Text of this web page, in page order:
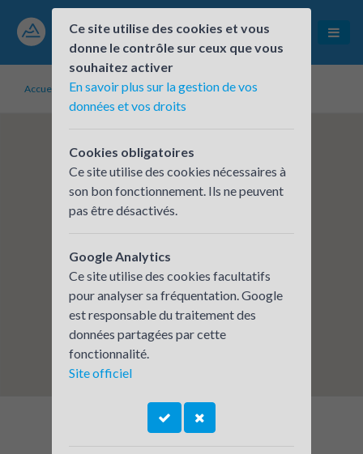
Accueil Établissements inscrits Mairie de Courchevel
Ce site utilise des cookies et vous
donne le contrôle sur ceux que vous
souhaitez activer
En savoir plus sur la gestion de vos
données et vos droits
Cookies obligatoires
Ce site utilise des cookies nécessaires à
son bon fonctionnement. Ils ne peuvent
pas être désactivés.
Google Analytics
Ce site utilise des cookies facultatifs
pour analyser sa fréquentation. Google
est responsable du traitement des
données partagées par cette
fonctionnalité.
Site officiel